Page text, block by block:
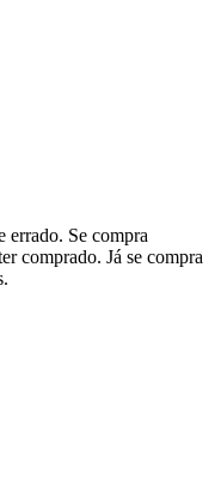
errado. Se compra
comprado. Já se compra